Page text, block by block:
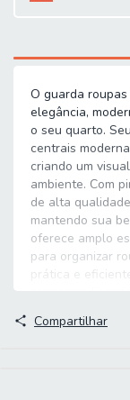
O guarda
elegância,
o seu quarto.
centrais
criando um
ambiente. Com
de alta
mantendo sua
oferece amplo
para organizar
prática e
aproveitamento
funcionalidade
Compartilhar